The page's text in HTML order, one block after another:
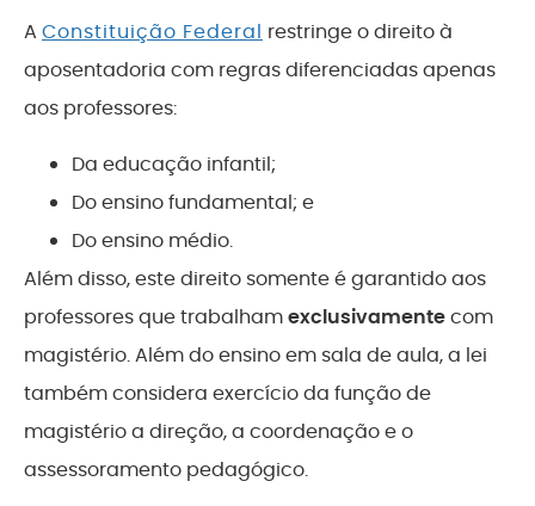
A Constituição Federal restringe o direito à
aposentadoria com regras diferenciadas apenas
aos professores:
Da educação infantil;
Do ensino fundamental; e
Do ensino médio.
Além disso, este direito somente é garantido aos
professores que trabalhamexclusivamentecom
magistério. Além do ensino em sala de aula, a lei
também considera exercício da função de
magistério a direção, a coordenação e o
assessoramento pedagógico.